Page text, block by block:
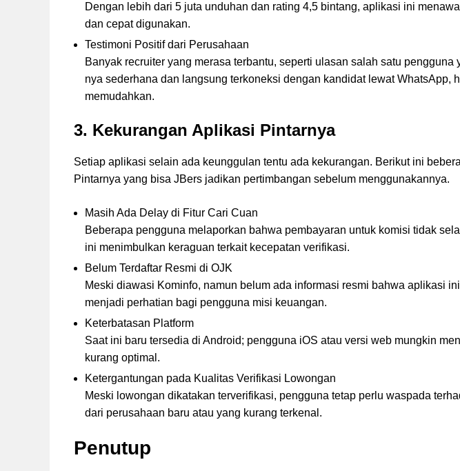
Dengan lebih dari 5 juta unduhan dan rating 4,5 bintang, aplikasi ini
dan cepat digunakan.
Testimoni Positif dari Perusahaan
Banyak recruiter yang merasa terbantu, seperti ulasan salah satu pengguna
nya sederhana dan langsung terkoneksi dengan kandidat lewat WhatsApp,
memudahkan.
3. Kekurangan Aplikasi Pintarnya
Setiap aplikasi selain ada keunggulan tentu ada kekurangan. Berikut ini
Pintarnya yang bisa JBers jadikan pertimbangan sebelum menggunakannya.
Masih Ada Delay di Fitur Cari Cuan
Beberapa pengguna melaporkan bahwa pembayaran untuk komisi tidak
ini menimbulkan keraguan terkait kecepatan verifikasi.
Belum Terdaftar Resmi di OJK
Meski diawasi Kominfo, namun belum ada informasi resmi bahwa aplikasi
menjadi perhatian bagi pengguna misi keuangan.
Keterbatasan Platform
Saat ini baru tersedia di Android; pengguna iOS atau versi web mungkin
kurang optimal.
Ketergantungan pada Kualitas Verifikasi Lowongan
Meski lowongan dikatakan terverifikasi, pengguna tetap perlu waspada
dari perusahaan baru atau yang kurang terkenal.
Penutup